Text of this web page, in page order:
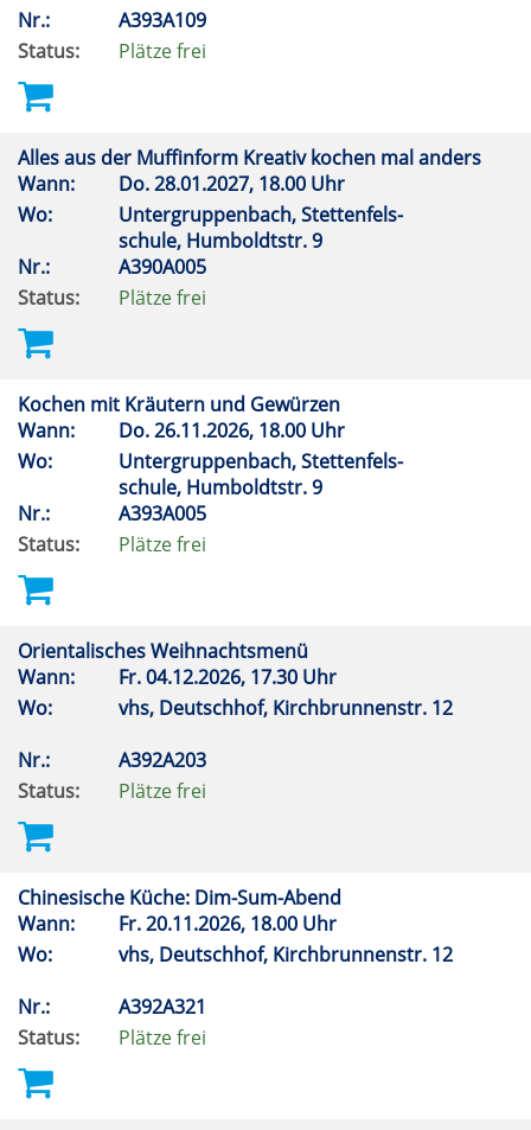
Nr.:
A393A109
Status:
Plätze frei
Alles aus der Muffinform Kreativ kochen mal anders
Wann:
Do.28.01.2027, 18.00 Uhr
Wo:
Untergruppenbach, Stettenfels-
schule, Humboldtstr. 9
Nr.:
A390A005
Status:
Plätze frei
Kochen mit Kräutern und Gewürzen
Wann:
Do.26.11.2026, 18.00 Uhr
Wo:
Untergruppenbach, Stettenfels-
schule, Humboldtstr. 9
Nr.:
A393A005
Status:
Plätze frei
Orientalisches Weihnachtsmenü
Wann:
Fr.04.12.2026, 17.30 Uhr
Wo:
vhs, Deutschhof, Kirchbrunnenstr. 12
Nr.:
A392A203
Status:
Plätze frei
Chinesische Küche: Dim-Sum-Abend
Wann:
Fr.20.11.2026, 18.00 Uhr
Wo:
vhs, Deutschhof, Kirchbrunnenstr. 12
Nr.:
A392A321
Status:
Plätze frei